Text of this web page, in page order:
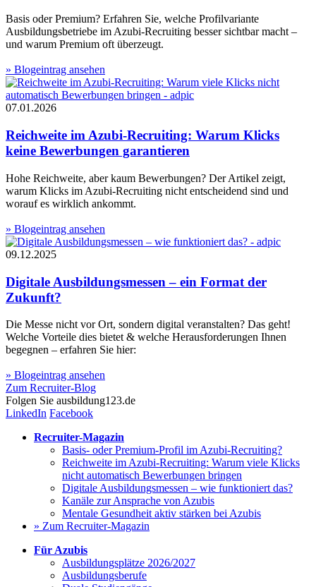
Basis oder Premium? Erfahren Sie, welche Profilvariante
Ausbildungsbetriebe im Azubi-Recruiting besser sichtbar macht –
und warum Premium oft überzeugt.
» Blogeintrag ansehen
07.01.2026
Reichweite im Azubi-Recruiting: Warum Klicks
keine Bewerbungen garantieren
Hohe Reichweite, aber kaum Bewerbungen? Der Artikel zeigt,
warum Klicks im Azubi-Recruiting nicht entscheidend sind und
worauf es wirklich ankommt.
» Blogeintrag ansehen
09.12.2025
Digitale Ausbildungsmessen – ein Format der
Zukunft?
Die Messe nicht vor Ort, sondern digital veranstalten? Das geht!
Welche Vorteile dies bietet & welche Herausforderungen Ihnen
begegnen – erfahren Sie hier:
» Blogeintrag ansehen
Zum Recruiter-Blog
Folgen Sie ausbildung123.de
LinkedIn Facebook
Recruiter-Magazin
Basis- oder Premium-Profil im Azubi-Recruiting?
Reichweite im Azubi-Recruiting: Warum viele Klicks
nicht automatisch Bewerbungen bringen
Digitale Ausbildungsmessen – wie funktioniert das?
Kanäle zur Ansprache von Azubis
Mentale Gesundheit aktiv stärken bei Azubis
» Zum Recruiter-Magazin
Für Azubis
Ausbildungsplätze 2026/2027
Ausbildungsberufe